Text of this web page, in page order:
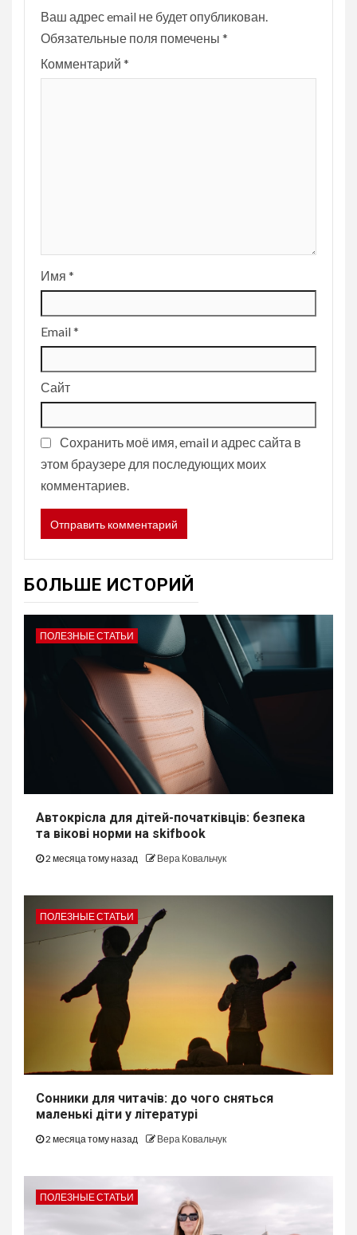
Ваш адрес email не будет опубликован.
Обязательные поля помечены *
Комментарий *
Имя *
Email*
Сайт
Сохранить моё имя, email и адрес сайта в
этом браузере для последующих моих
комментариев.
БОЛЬШЕ ИСТОРИЙ
ПОЛЕЗНЫЕ СТАТЬИ
Автокрісла для дітей-початківців: безпека
та вікові норми на skifbook
2 месяца тому назад Вера Ковальчук
ПОЛЕЗНЫЕ СТАТЬИ
Сонники для читачів: до чого сняться
маленькі діти у літературі
2 месяца тому назад Вера Ковальчук
ПОЛЕЗНЫЕ СТАТЬИ